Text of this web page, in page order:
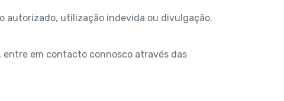
autorizado, utilização indevida ou divulgação.
entre em contacto connosco através das